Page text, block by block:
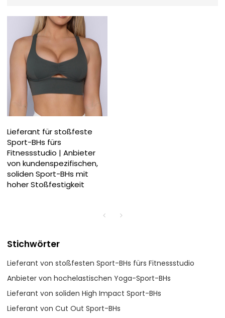
Lieferant für stoßfeste
Sport-BHs fürs
Fitnessstudio | Anbieter
von kundenspezifischen,
soliden Sport-BHs mit
hoher Stoßfestigkeit
Stichwörter
Lieferant von stoßfesten Sport-BHs fürs Fitnessstudio
Anbieter von hochelastischen Yoga-Sport-BHs
Lieferant von soliden High Impact Sport-BHs
Lieferant von Cut Out Sport-BHs